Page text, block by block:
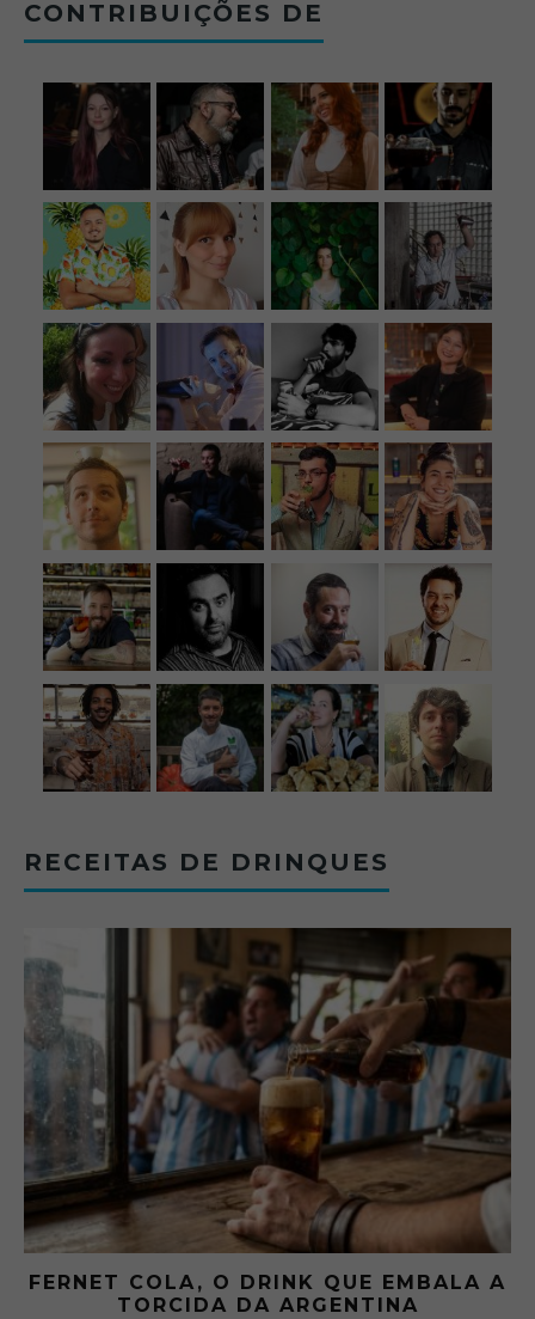
CONTRIBUIÇÕES DE
RECEITAS DE DRINQUES
FERNET COLA, O DRINK QUE EMBALA A
TORCIDA DA ARGENTINA